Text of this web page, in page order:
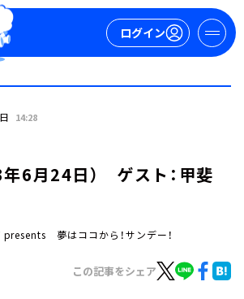
ログイン
14:28
6月24日） ゲスト：甲斐
夢はココから！サンデー！
この記事をシェア